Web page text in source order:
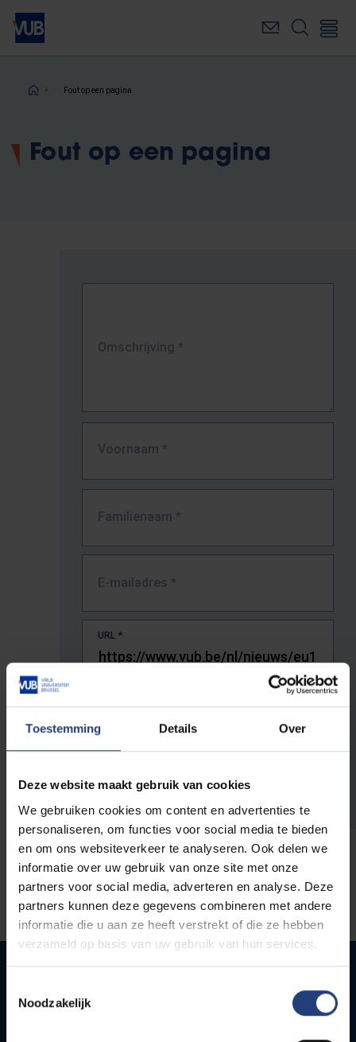
Toestemming Details Over
Deze website maakt gebruik van cookies
We gebruiken cookies om content en advertenties te
personaliseren, om functies voor social media te bieden
en om ons websiteverkeer te analyseren. Ook delen we
informatie over uw gebruik van onze site met onze
partners voor social media, adverteren en analyse. Deze
partners kunnen deze gegevens combineren met andere
informatie die u aan ze heeft verstrekt of die ze hebben
verzameld op basis van uw gebruik van hun services.
Noodzakelijk
Overslaan
naar
inhoudKruimelpad
Fout op een pagina
Fout op een pagina
Omschrijving *
Voornaam *
Familienaam *
E-mailadres *
URL *
De volledige URL van de pagina waar je de fout zag.
Snel naar